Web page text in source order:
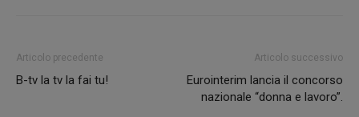
Articolo precedente
B-tv la tv la fai tu!
Articolo successivo
Eurointerim lancia il concorso
nazionale “donna e lavoro”.